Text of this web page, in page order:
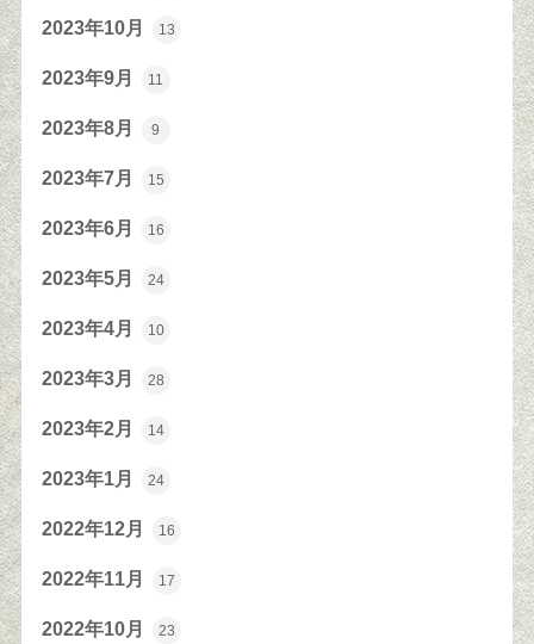
2023年10月 13
2023年9月 11
2023年8月 9
2023年7月 15
2023年6月 16
2023年5月 24
2023年4月 10
2023年3月 28
2023年2月 14
2023年1月 24
2022年12月 16
2022年11月 17
2022年10月 23